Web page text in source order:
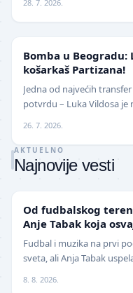
28. 7. 2026.
Bomba u Beogradu:
košarkaš Partizana!
Jedna od najvećih
potvrdu – Luka Vildosa je
26. 7. 2026.
AKTUELNO
Najnovije vesti
Od fudbalskog
Anje Tabak koja
Fudbal i muzika na prvi
sveta, ali Anja Tabak
8. 8. 2026.